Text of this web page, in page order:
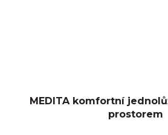
MEDITA komfortní
prostorem